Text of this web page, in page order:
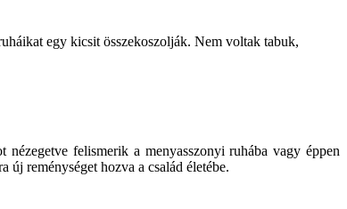
egy kicsit összekoszolják. Nem voltak tabuk,
felismerik a menyasszonyi ruhába vagy éppen
reménységet hozva a család életébe.